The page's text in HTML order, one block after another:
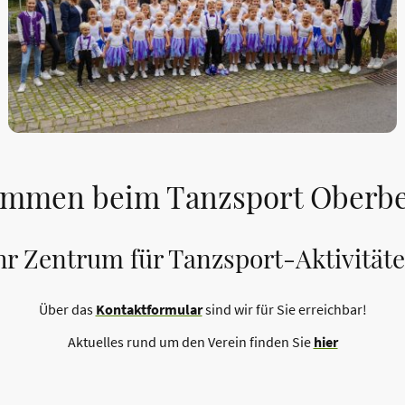
beim Tanzsport
Zentrum für Tanzsport-
Über das Kontaktformularsind wir für Sie erreichbar!
Aktuelles rund um den Verein finden Sie hier